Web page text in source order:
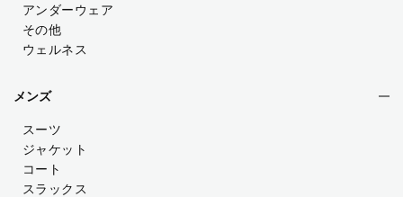
アンダーウェア
その他
ウェルネス
メンズ
スーツ
ジャケット
コート
スラックス